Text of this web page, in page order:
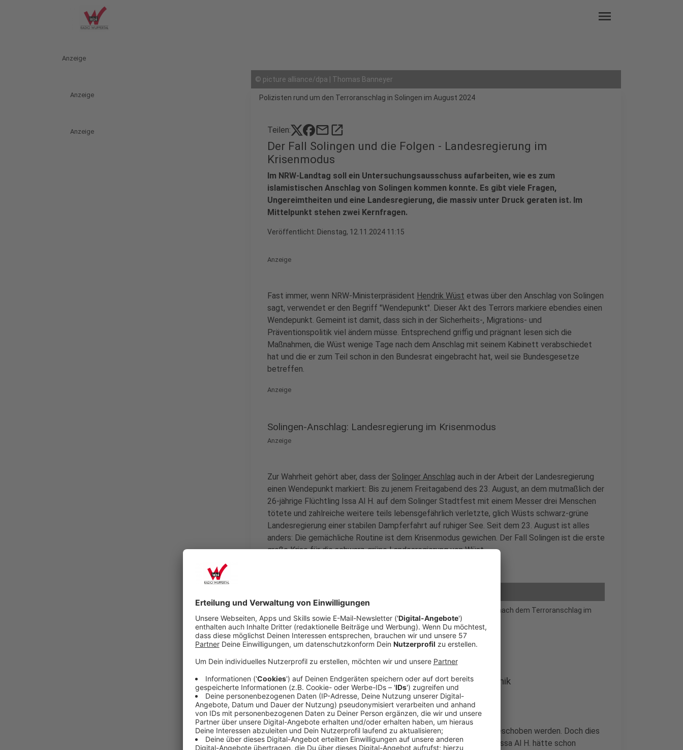
menu
Anzeige
Anzeige
Anzeige
© picture alliance/dpa | Thomas Banneyer
Polizisten rund um den Terroranschlag in Solingen im August 2024
Teilen: mailopen_in_new
Der Fall Solingen und die Folgen - Landesregierung im
Krisenmodus
Im NRW-Landtag soll ein Untersuchungsausschuss aufarbeiten, wie es zum
islamistischen Anschlag von Solingen kommen konnte. Es gibt viele Fragen,
Ungereimtheiten und eine Landesregierung, die massiv unter Druck geraten ist. Im
Mittelpunkt stehen zwei Kernfragen.
Veröffentlicht: Dienstag, 12.11.2024 11:15
Anzeige
Fast immer, wenn NRW-Ministerpräsident Hendrik Wüst etwas über den Anschlag von Solingen
sagt, verwendet er den Begriff "Wendepunkt". Dieser Akt des Terrors markiere ebendies einen
Wendepunkt. Gemeint ist damit, dass sich in der Sicherheits-, Migrations- und
Präventionspolitik viel ändern müsse. Entsprechend griffig und prägnant lesen sich die
Maßnahmen, die Wüst wenige Tage nach dem Anschlag mit seinem Kabinett verabschiedet
hat und die er zum Teil schon in den Bundesrat eingebracht hat, weil sie Bundesgesetze
betreffen.
Anzeige
Solingen-Anschlag: Landesregierung im Krisenmodus
Anzeige
Zur Wahrheit gehört aber, dass der Solinger Anschlag auch in der Arbeit der Landesregierung
einen Wendepunkt markiert: Bis zu jenem Freitagabend des 23. August, an dem mutmaßlich der
26-jährige Flüchtling Issa Al H. auf dem Solinger Stadtfest mit einem Messer drei Menschen
tötete und zahlreiche weitere teils lebensgefährlich verletzte, glich Wüsts schwarz-grüne
Landesregierung einer stabilen Dampferfahrt auf ruhiger See. Seit dem 23. August ist alles
anders: Die gemächliche Routine ist dem Krisenmodus gewichen. Der Fall Solingen ist die erste
große Krise für die schwarz-grüne Landesregierung von Wüst.
Kerzen und Blumen an einer Gedenkstelle in der Solinger-Innenstadt nach dem Terroranschlag im
August 2024
Anzeige
Gescheiterte Abschiebung - vieles lief schief: Die Chronik
Anzeige
Der mutmaßliche Täter sollte lange vor dem 23. August abgeschoben werden. Doch dies
scheiterte - vor allem an den Wirren der Bürokratie. Fakt ist: Issa Al H. hätte schon